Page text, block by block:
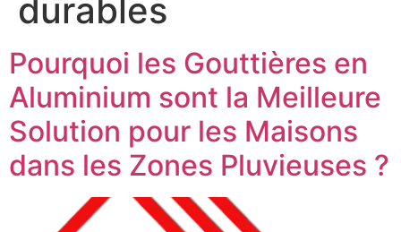
durables
Pourquoi les Gouttières en
Aluminium sont la Meilleure
Solution pour les Maisons
dans les Zones Pluvieuses ?